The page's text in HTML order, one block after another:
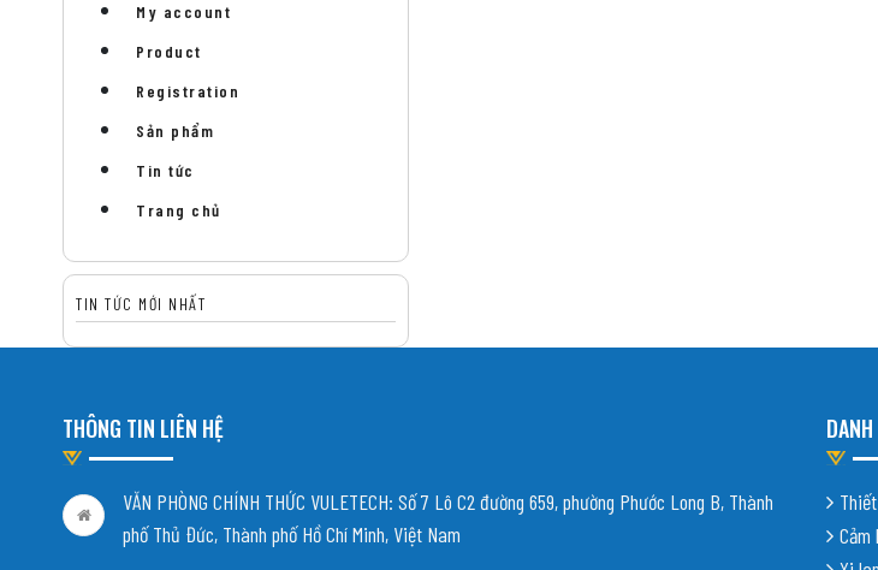
My account
Product
Registration
Sản phẩm
Tin tức
Trang chủ
TIN TỨC MỚI NHẤT
THÔNG TIN LIÊN HỆ
VĂN PHÒNG CHÍNH THỨC VULETECH: Số 7 Lô C2 đường 659, phường Phước Long B, Thành
phố Thủ Đức, Thành phố Hồ Chí Minh, Việt Nam